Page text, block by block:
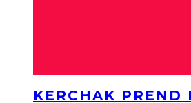
KERCHAK PREND